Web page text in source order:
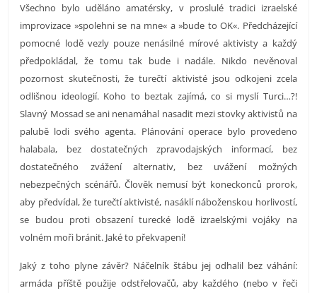
Všechno bylo uděláno amatérsky, v proslulé tradici izraelské
improvizace »spolehni se na mne« a »bude to OK«. Předcházející
pomocné lodě vezly pouze nenásilné mírové aktivisty a každý
předpokládal, že tomu tak bude i nadále. Nikdo nevěnoval
pozornost skutečnosti, že turečtí aktivisté jsou odkojeni zcela
odlišnou ideologií. Koho to beztak zajímá, co si myslí Turci…?!
Slavný Mossad se ani nenamáhal nasadit mezi stovky aktivistů na
palubě lodi svého agenta. Plánování operace bylo provedeno
halabala, bez dostatečných zpravodajských informací, bez
dostatečného zvážení alternativ, bez uvážení možných
nebezpečných scénářů. Člověk nemusí být koneckonců prorok,
aby předvídal, že turečtí aktivisté, nasáklí náboženskou horlivostí,
se budou proti obsazení turecké lodě izraelskými vojáky na
volném moři bránit. Jaké to překvapení!
Jaký z toho plyne závěr? Náčelník štábu jej odhalil bez váhání:
armáda příště použije odstřelovačů, aby každého (nebo v řeči